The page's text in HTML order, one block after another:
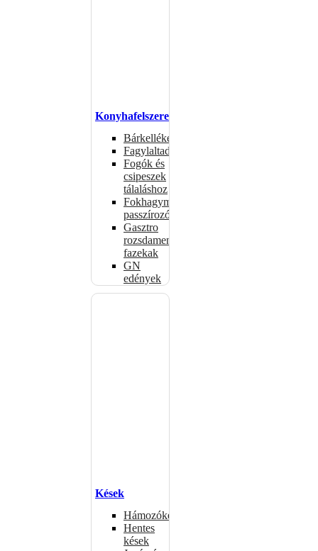
Konyhafelszerelés
Bárkellékek
Fagylaltadagolók
Fogók és
csipeszek
tálaláshoz
Fokhagymaprések,
passzírozók
Gasztro
rozsdamentes
fazekak
GN
edények
Kések
Hámozókések
Hentes
kések